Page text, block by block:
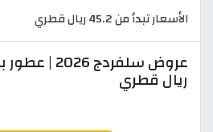
الأسعار تبدأ من 45.2 ريال قطري
ريال قطري